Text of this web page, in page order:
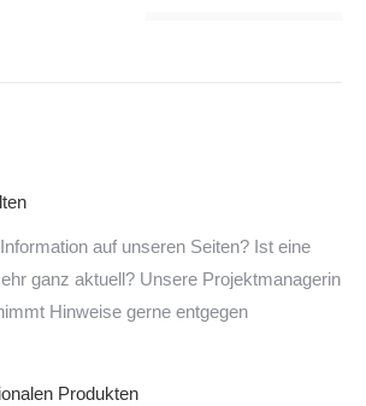
auf unseren Seiten? Ist eine
ganz aktuell? Unsere Projektmanagerin
Hinweise gerne entgegen
Produkten